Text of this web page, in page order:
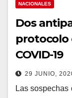
NACIONALES
Dos
protocolo
COVID-19
29 JUNIO,
Las